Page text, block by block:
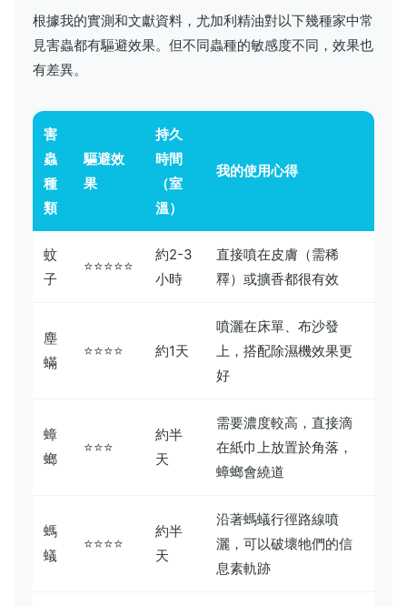
根據我的實測和文獻資料，尤加利精油對以下幾種家中常
見害蟲都有驅避效果。但不同蟲種的敏感度不同，效果也
有差異。
害
蟲
種
類
驅避效
果
持久
時間
（室
溫）
我的使用心得
蚊
子
⭐⭐⭐⭐⭐
約2-3
小時
直接噴在皮膚（需稀
釋）或擴香都很有效
塵
蟎
⭐⭐⭐⭐ 約1天
噴灑在床單、布沙發
上，搭配除濕機效果更
好
蟑
螂
⭐⭐⭐
約半
天
需要濃度較高，直接滴
在紙巾上放置於角落，
蟑螂會繞道
螞
蟻
⭐⭐⭐⭐
約半
天
沿著螞蟻行徑路線噴
灑，可以破壞牠們的信
息素軌跡